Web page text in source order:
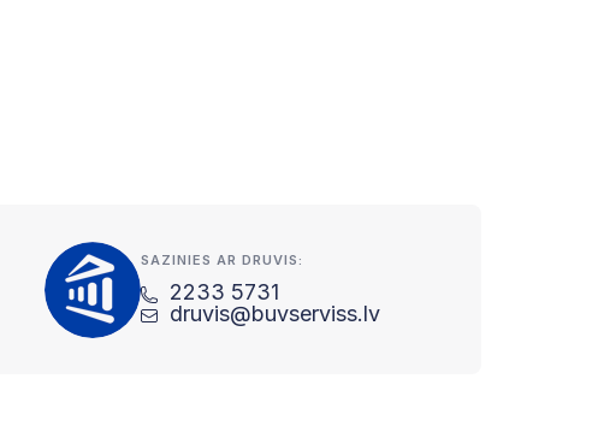
SAZINIES AR DRUVIS:
2233 5731
druvis@buvserviss.lv